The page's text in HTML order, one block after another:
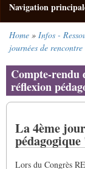
Navigation
Breadcrumb
Home Infos -
journées de
Compte-rendu
réflexion
La 4ème
Lors du Congrès